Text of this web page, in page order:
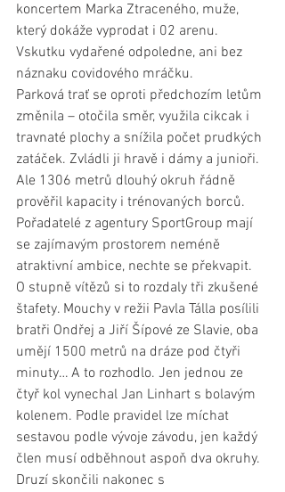
koncertem Marka Ztraceného, muže,
který dokáže vyprodat i 02 arenu.
Vskutku vydařené odpoledne, ani bez
náznaku covidového mráčku.
Parková trať se oproti předchozím letům
změnila – otočila směr, využila cikcak i
travnaté plochy a snížila počet prudkých
zatáček. Zvládli ji hravě i dámy a junioři.
Ale 1306 metrů dlouhý okruh řádně
prověřil kapacity i trénovaných borců.
Pořadatelé z agentury SportGroup mají
se zajímavým prostorem neméně
atraktivní ambice, nechte se překvapit.
O stupně vítězů si to rozdaly tři zkušené
štafety. Mouchy v režii Pavla Tálla posílili
bratři Ondřej a Jiří Šípové ze Slavie, oba
umějí 1500 metrů na dráze pod čtyři
minuty… A to rozhodlo. Jen jednou ze
čtyř kol vynechal Jan Linhart s bolavým
kolenem. Podle pravidel lze míchat
sestavou podle vývoje závodu, jen každý
člen musí odběhnout aspoň dva okruhy.
Druzí skončili nakonec s